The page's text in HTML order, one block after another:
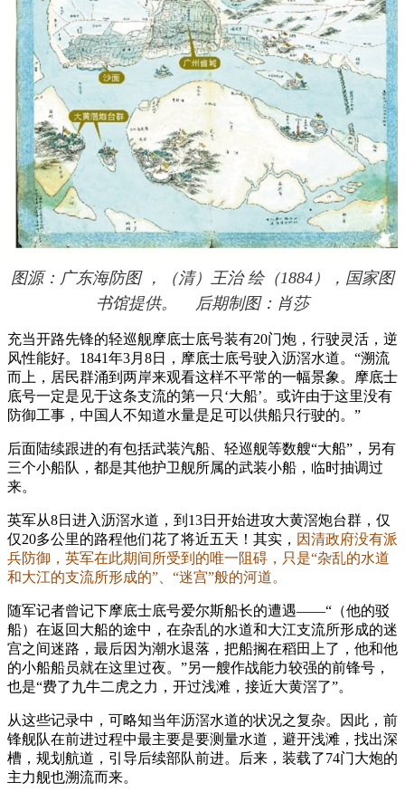
图源：广东海防图 ，（清）王治 绘（1884），国家图
书馆提供。 后期制图：肖莎
充当开路先锋的轻巡舰摩底士底号装有20门炮，行驶灵活，逆
风性能好。1841年3月8日，摩底士底号驶入沥滘水道。“溯流
而上，居民群涌到两岸来观看这样不平常的一幅景象。摩底士
底号一定是见于这条支流的第一只‘大船’。或许由于这里没有
防御工事，中国人不知道水量是足可以供船只行驶的。”
后面陆续跟进的有包括武装汽船、轻巡舰等数艘“大船”，另有
三个小船队，都是其他护卫舰所属的武装小船，临时抽调过
来。
英军从8日进入沥滘水道，到13日开始进攻大黄滘炮台群，仅
仅20多公里的路程他们花了将近五天！其实， 因清政府没有派
兵防御，英军在此期间所受到的唯一阻碍，只是“杂乱的水道
和大江的支流所形成的”、“迷宫”般的河道。
随军记者曾记下摩底士底号爱尔斯船长的遭遇——“（他的驳
船）在返回大船的途中，在杂乱的水道和大江支流所形成的迷
宫之间迷路，最后因为潮水退落，把船搁在稻田上了，他和他
的小船船员就在这里过夜。”另一艘作战能力较强的前锋号，
也是“费了九牛二虎之力，开过浅滩，接近大黄滘了”。
从这些记录中，可略知当年沥滘水道的状况之复杂。因此，前
锋舰队在前进过程中最主要是要测量水道，避开浅滩，找出深
槽，规划航道，引导后续部队前进。后来，装载了74门大炮的
主力舰也溯流而来。